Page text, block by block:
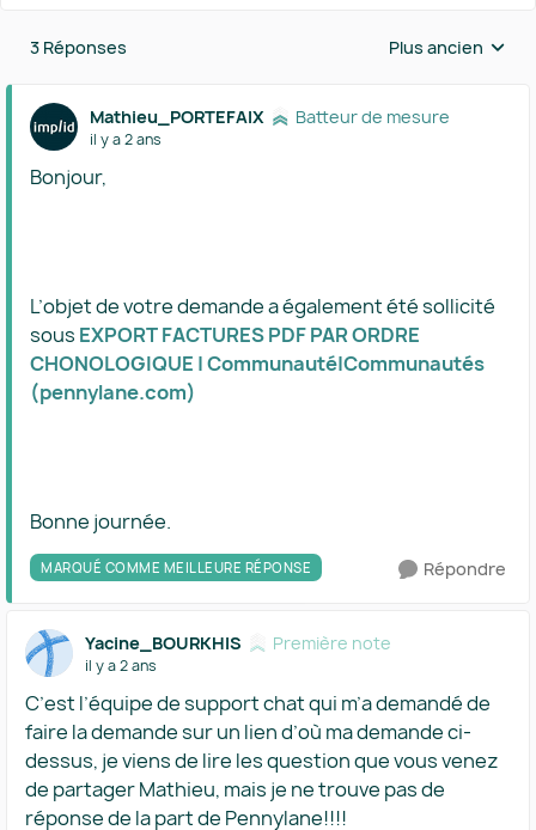
3 Réponses Réponses triées
Plus ancien
Mathieu_PORTEFAIX Batteur de mesure
il y a 2 ans
Bonjour,
L’objet de votre demande a également été sollicité
sous EXPORT FACTURES PDF PAR ORDRE
CHONOLOGIQUE | Communauté|Communautés
(pennylane.com)
Bonne journée.
MARQUÉ COMME MEILLEURE RÉPONSE Répondre
Yacine_BOURKHIS Première note
il y a 2 ans
C’est l’équipe de support chat qui m’a demandé de
faire la demande sur un lien d’où ma demande ci-
dessus, je viens de lire les question que vous venez
de partager Mathieu, mais je ne trouve pas de
réponse de la part de Pennylane!!!!